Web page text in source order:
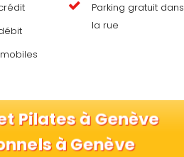
Parking gratuit dans
la rue
Pilates à Genève
à Genève